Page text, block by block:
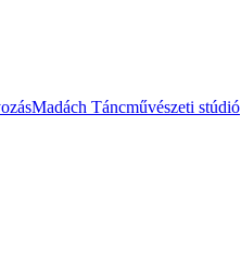
Madách Táncművészeti stúdió